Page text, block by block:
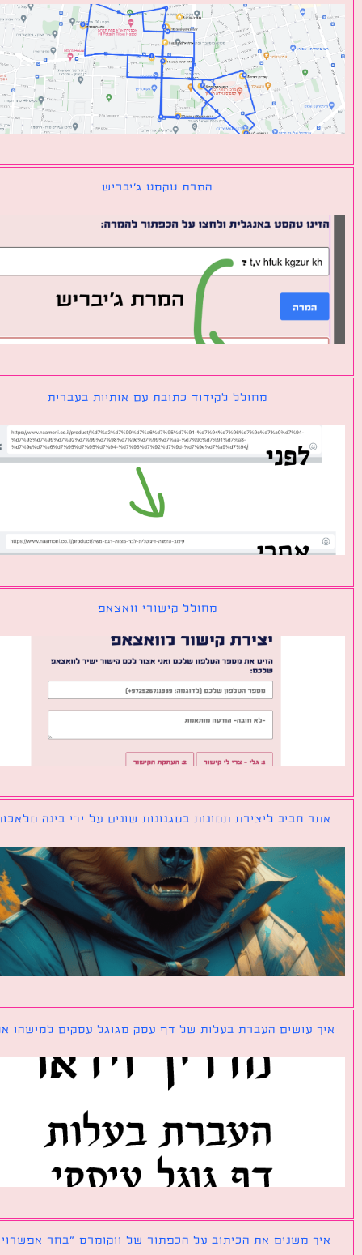
המרת טקסט ג׳יבריש
מחולל לקידוד כתובת עם אותיות בעברית
מחולל קישורי וואצאפ
חביב ליצירת תמונות בסגנונות שונים על ידי בינה מלאכותית
עושים העברת בעלות של דף עסק מגוגל עסקים למישהו אחר?
משנים את הכיתוב על הכפתור של ווקומרס ״בחר אפשרויות״